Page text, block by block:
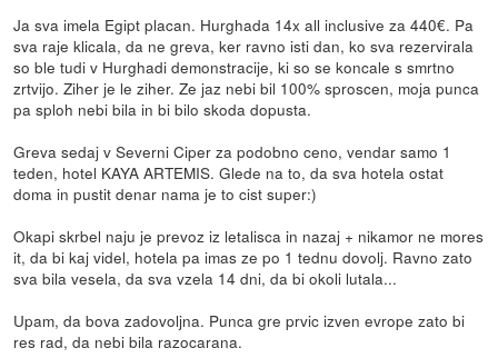
Ja sva imela Egipt placan. Hurghada 14x all inclusive za 440€. Pa
sva raje klicala, da ne greva, ker ravno isti dan, ko sva rezervirala
so ble tudi v Hurghadi demonstracije, ki so se koncale s smrtno
zrtvijo. Ziher je le ziher. Ze jaz nebi bil 100% sproscen, moja punca
pa sploh nebi bila in bi bilo skoda dopusta.
Greva sedaj v Severni Ciper za podobno ceno, vendar samo 1
teden, hotel KAYA ARTEMIS. Glede na to, da sva hotela ostat
doma in pustit denar nama je to cist super:)
Okapi skrbel naju je prevoz iz letalisca in nazaj + nikamor ne mores
it, da bi kaj videl, hotela pa imas ze po 1 tednu dovolj. Ravno zato
sva bila vesela, da sva vzela 14 dni, da bi okoli lutala...
Upam, da bova zadovoljna. Punca gre prvic izven evrope zato bi
res rad, da nebi bila razocarana.